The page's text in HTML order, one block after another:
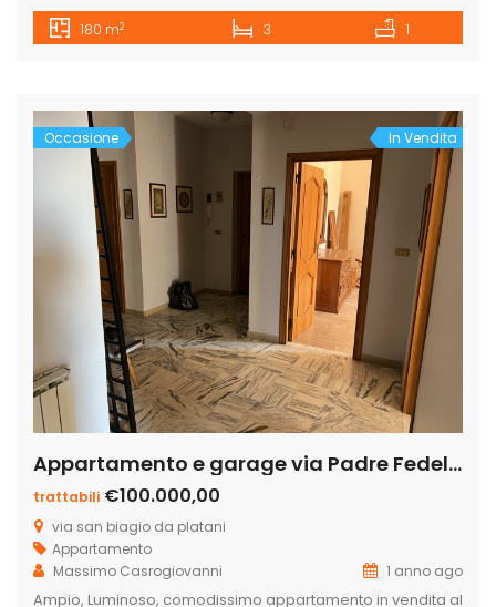
rotonda di via Palma bivio San Michele. L’appartamento è
composto da ingresso, salone, camera matrimoniale, due
balconi, prospetto ristrutturato […]
180 m2 3 1
Occasione In Vendita
Appartamento e garage via Padre Fedele da San Biagio n. 4
trattabili €100.000,00
via san biagio da platani
Appartamento
Massimo Casrogiovanni
1 anno ago
Ampio, Luminoso, comodissimo appartamento in vendita al